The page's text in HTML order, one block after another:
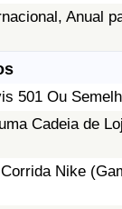
Anual
501 Ou
Cadeia de
Nike